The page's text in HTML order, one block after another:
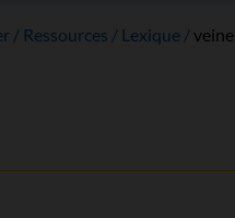
Ressources Lexique veine